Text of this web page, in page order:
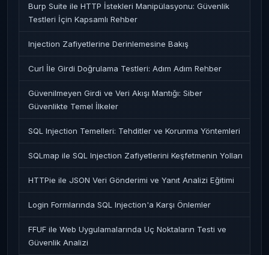
Burp Suite ile HTTP İstekleri Manipülasyonu: Güvenlik
Testleri İçin Kapsamlı Rehber
Injection Zafiyetlerine Derinlemesine Bakış
Curl İle Girdi Doğrulama Testleri: Adım Adım Rehber
Güvenilmeyen Girdi ve Veri Akışı Mantığı: Siber
Güvenlikte Temel İlkeler
SQL Injection Temelleri: Tehditler ve Korunma Yöntemleri
SQLmap ile SQL Injection Zafiyetlerini Keşfetmenin Yolları
HTTPie ile JSON Veri Gönderimi ve Yanıt Analizi Eğitimi
Login Formlarında SQL Injection'a Karşı Önlemler
FFUF ile Web Uygulamalarında Uç Noktaların Testi ve
Güvenlik Analizi